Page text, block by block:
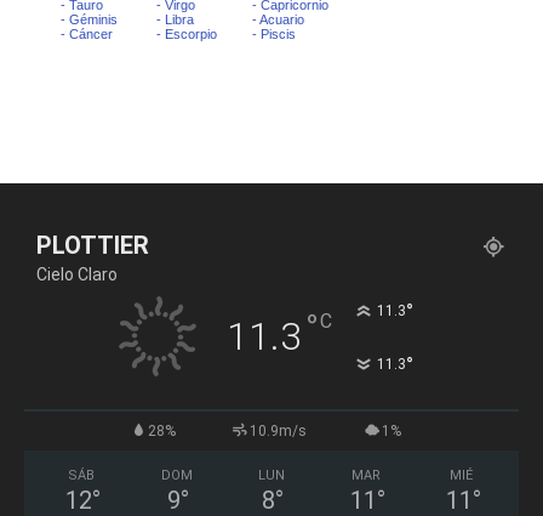
PLOTTIER
Cielo Claro
11.3 °C 11.3°
11.3°
28% 10.9m/s 1%
SÁB
12°
DOM
9°
LUN
8°
MAR
11 °
MIÉ
11 °